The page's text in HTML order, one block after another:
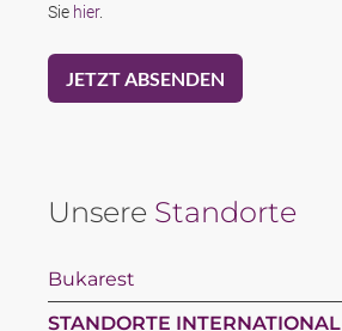
Sie hier.
Unsere Standorte
Bukarest
STANDORTE INTERNATIONAL